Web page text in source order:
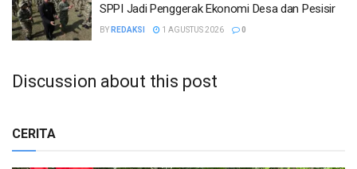
SPPI Jadi Penggerak Ekonomi Desa dan Pesisir
BY REDAKSI 1 AGUSTUS 2026 0
Discussion about this post
CERITA